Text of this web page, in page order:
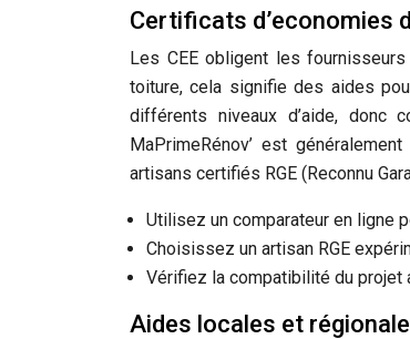
Certificats d’economies
Les CEE obligent les
toiture, cela signifie des aides
différents niveaux d’aide,
MaPrimeRénov’ est
artisans certifiés RGE (Reconnu
Utilisez un comparateur en ligne
Choisissez un artisan RGE
Vérifiez la compatibilité du projet
Aides locales et